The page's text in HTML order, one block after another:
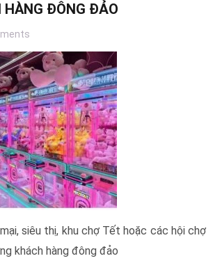
HÀNG ĐÔNG ĐẢO
siêu thị, khu chợ Tết hoặc các hội chợ
khách hàng đông đảo